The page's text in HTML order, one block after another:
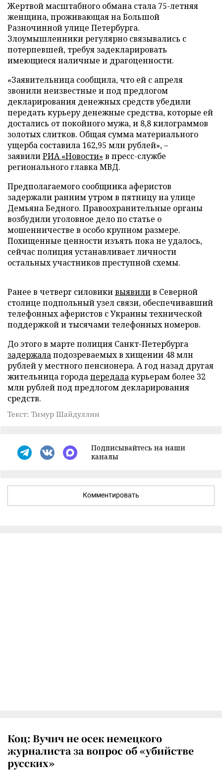
Жертвой масштабного обмана стала 75-летняя
женщина, проживающая на Большой
Разночинной улице Петербурга.
Злоумышленники регулярно связывались с
потерпевшей, требуя задекларировать
имеющиеся наличные и драгоценности.
«Заявительница сообщила, что ей с апреля
звонили неизвестные и под предлогом
декларирования денежных средств убедили
передать курьеру денежные средства, которые ей
достались от покойного мужа, и 8,8 килограммов
золотых слитков. Общая сумма материального
ущерба составила 162,95 млн рублей», –
заявилиРИА «Новости» в пресс-службе
регионального главка МВД.
Предполагаемого сообщника аферистов
задержали ранним утром в пятницу на улице
Демьяна Бедного. Правоохранительные органы
возбудили уголовное дело по статье о
мошенничестве в особо крупном размере.
Похищенные ценности изъять пока не удалось,
сейчас полиция устанавливает личности
остальных участников преступной схемы.
Ранее в четверг силовикивыявилив Северной
столице подпольный узел связи, обеспечивавший
телефонных аферистов с Украины технической
поддержкой и тысячами телефонных номеров.
До этого в марте полиция Санкт-Петербурга
задержалаподозреваемых в хищении 48 млн
рублей у местного пенсионера. А год назад другая
жительница городапередалакурьерам более 32
млн рублей под предлогом декларирования
средств.
Текст: Тимур Шайдуллин
Подписывайтесь на наши
каналы
Комментировать
Коц: Вучич не осек немецкого
журналиста за вопрос об «убийстве
русских»